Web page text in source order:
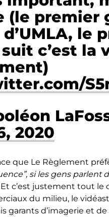
(le premier
le
c’est la
2020
que Le Règlement
si les gens parlent
Et c’est justement tout le
du milieu, le
garants d’imagerie et